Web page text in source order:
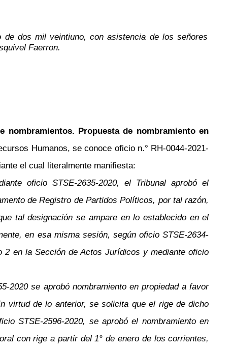
dos mil veintiuno, con asistencia de los señores
Faerron.
nombramientos. Propuesta de nombramiento en
Humanos, se conoce oficio n.° RH-0044-2021-
el cual literalmente manifiesta:
oficio STSE-2635-2020, el Tribunal aprobó el
de Registro de Partidos Políticos, por tal razón,
tal designación se ampare en lo establecido en el
en esa misma sesión, según oficio STSE-2634-
2 en la Sección de Actos Jurídicos y mediante oficio
2020 se aprobó nombramiento en propiedad a favor
virtud de lo anterior, se solicita que el rige de dicho
STSE-2596-2020, se aprobó el nombramiento en
con rige a partir del 1° de enero de los corrientes,